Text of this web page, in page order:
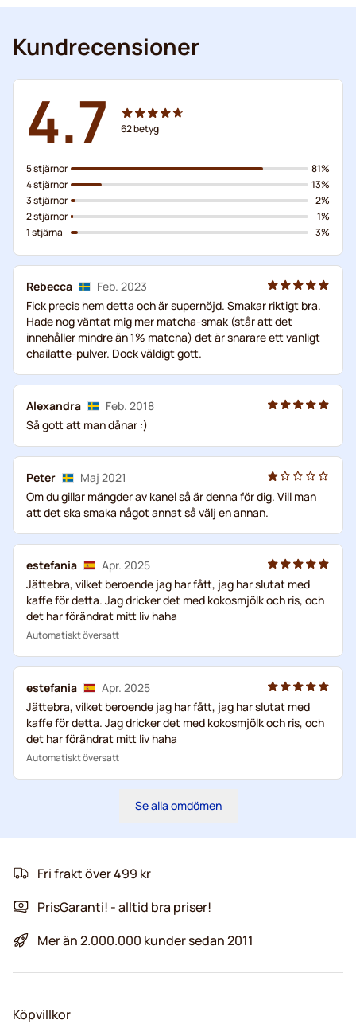
Kundrecensioner
4.7 62betyg
5 stjärnor
4 stjärnor
3 stjärnor
2 stjärnor
1 stjärna
81%
13%
2%
1%
3%
Rebecca
Feb. 2023
Fick precis hem detta och är supernöjd. Smakar riktigt bra.
Hade nog väntat mig mer matcha-smak (står att det
innehåller mindre än 1% matcha) det är snarare ett vanligt
chailatte-pulver. Dock väldigt gott.
Alexandra
Feb. 2018
Så gott att man dånar :)
Peter
Maj 2021
Om du gillar mängder av kanel så är denna för dig. Vill man
att det ska smaka något annat så välj en annan.
estefania
Apr. 2025
Jättebra, vilket beroende jag har fått, jag har slutat med
kaffe för detta. Jag dricker det med kokosmjölk och ris, och
det har förändrat mitt liv haha
Automatiskt översatt
estefania
Apr. 2025
Jättebra, vilket beroende jag har fått, jag har slutat med
kaffe för detta. Jag dricker det med kokosmjölk och ris, och
det har förändrat mitt liv haha
Automatiskt översatt
Se alla omdömen
Fri frakt över 499 kr
PrisGaranti! - alltid bra priser!
Mer än 2.000.000 kunder sedan 2011
Köpvillkor